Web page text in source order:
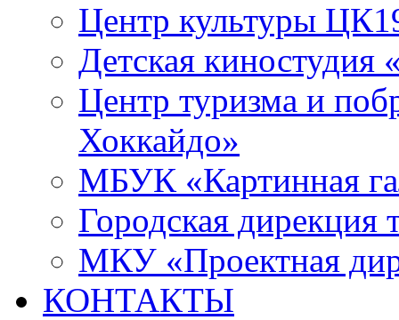
Центр культуры
Детская киностудия
Центр туризма и
Хоккайдо»
МБУК «Картинная
Городская дирекция
МКУ «Проектная
КОНТАКТЫ